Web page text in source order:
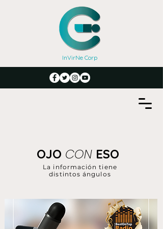
InVirNe Corp
La información tiene
distintos ángulos
OJO CON ESO